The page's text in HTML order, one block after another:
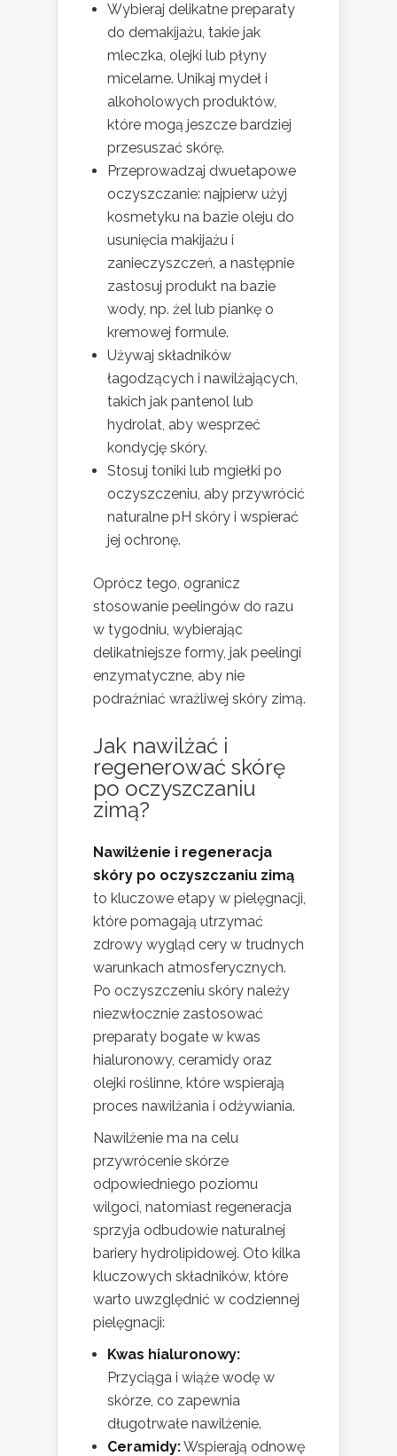
Wybieraj delikatne preparaty
do demakijażu, takie jak
mleczka, olejki lub płyny
micelarne. Unikaj mydeł i
alkoholowych produktów,
które mogą jeszcze bardziej
przesuszać skórę.
Przeprowadzaj dwuetapowe
oczyszczanie: najpierw użyj
kosmetyku na bazie oleju do
usunięcia makijażu i
zanieczyszczeń, a następnie
zastosuj produkt na bazie
wody, np. żel lub piankę o
kremowej formule.
Używaj składników
łagodzących i nawilżających,
takich jak pantenol lub
hydrolat, aby wesprzeć
kondycję skóry.
Stosuj toniki lub mgiełki po
oczyszczeniu, aby przywrócić
naturalne pH skóry i wspierać
jej ochronę.
Oprócz tego, ogranicz
stosowanie peelingów do razu
w tygodniu, wybierając
delikatniejsze formy, jak peelingi
enzymatyczne, aby nie
podrażniać wrażliwej skóry zimą.
Jak nawilżać i
regenerować skórę
po oczyszczaniu
zimą?
Nawilżenie i regeneracja
skóry po oczyszczaniu zimą
to kluczowe etapy w pielęgnacji,
które pomagają utrzymać
zdrowy wygląd cery w trudnych
warunkach atmosferycznych.
Po oczyszczeniu skóry należy
niezwłocznie zastosować
preparaty bogate w kwas
hialuronowy, ceramidy oraz
olejki roślinne, które wspierają
proces nawilżania i odżywiania.
Nawilżenie ma na celu
przywrócenie skórze
odpowiedniego poziomu
wilgoci, natomiast regeneracja
sprzyja odbudowie naturalnej
bariery hydrolipidowej. Oto kilka
kluczowych składników, które
warto uwzględnić w codziennej
pielęgnacji:
Kwas hialuronowy:
Przyciąga i wiąże wodę w
skórze, co zapewnia
długotrwałe nawilżenie.
Ceramidy:Wspierają odnowę